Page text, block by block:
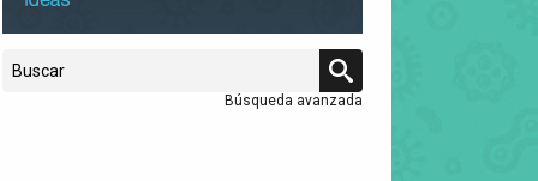
Búsqueda avanzada